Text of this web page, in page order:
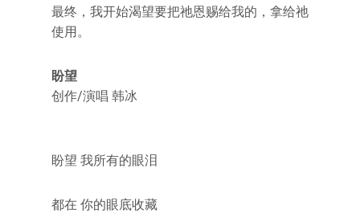
最终，我开始渴望要把祂恩赐给我的，拿给祂
使用。
盼望
创作/演唱 韩冰
盼望 我所有的眼泪
都在 你的眼底收藏